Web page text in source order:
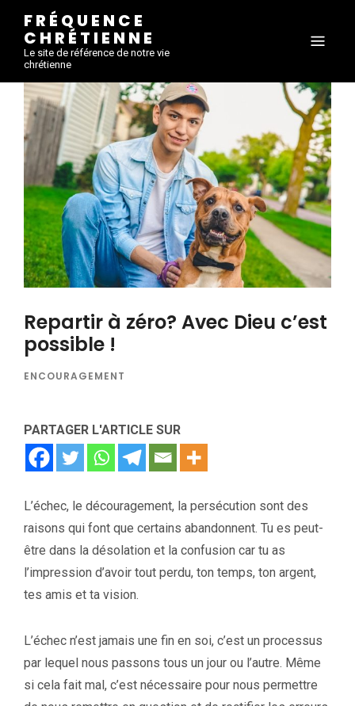
FRÉQUENCE
CHRÉTIENNE
Le site de référence de notre vie
chrétienne
Repartir à zéro? Avec Dieu c’est
possible !
ENCOURAGEMENT
PARTAGER L'ARTICLE SUR
L’échec, le découragement, la persécution sont des
raisons qui font que certains abandonnent. Tu es peut-
être dans la désolation et la confusion car tu as
l’impression d’avoir tout perdu, ton temps, ton argent,
tes amis et ta vision.
L’échec n’est jamais une fin en soi, c’est un processus
par lequel nous passons tous un jour ou l’autre. Même
si cela fait mal, c’est nécessaire pour nous permettre